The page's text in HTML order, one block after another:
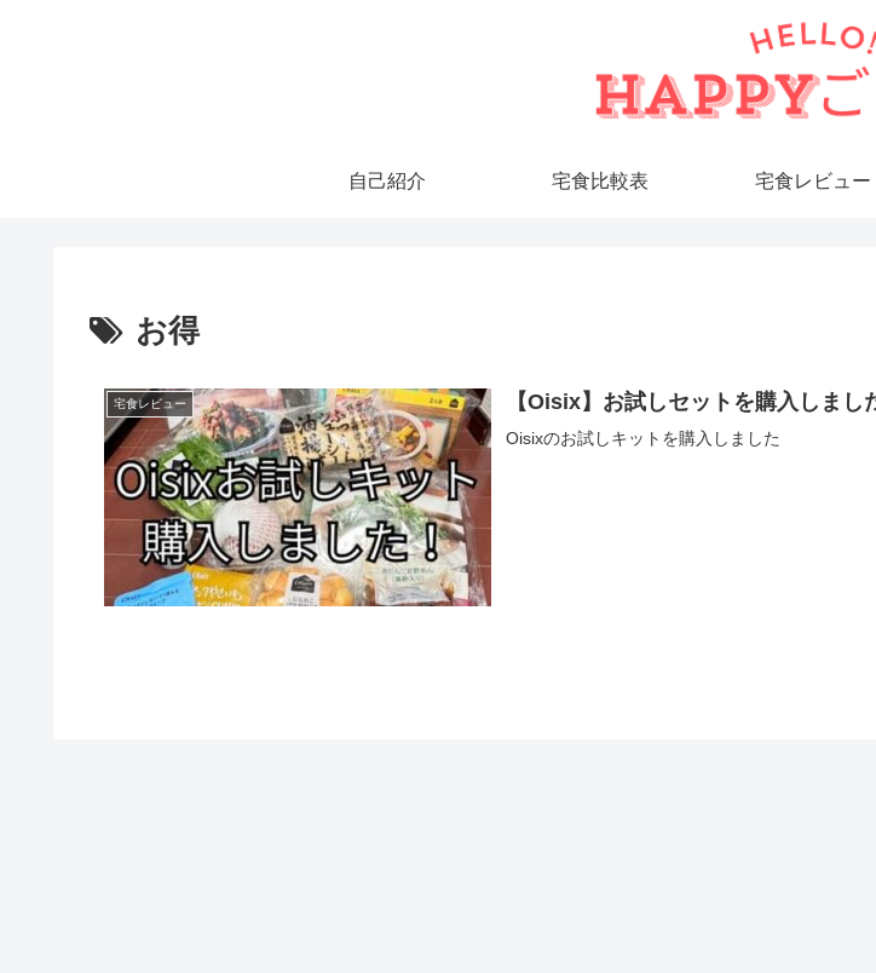
自己紹介 宅食比較表 宅食レビュー
お得
宅食レビュー 【Oisix】お試しセットを購入しまし
Oisixのお試しキットを購入しました